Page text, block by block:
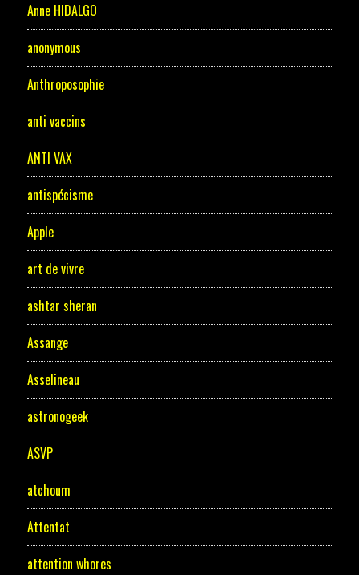
Anne HIDALGO
anonymous
Anthroposophie
anti vaccins
ANTI VAX
antispécisme
Apple
art de vivre
ashtar sheran
Assange
Asselineau
astronogeek
ASVP
atchoum
Attentat
attention whores